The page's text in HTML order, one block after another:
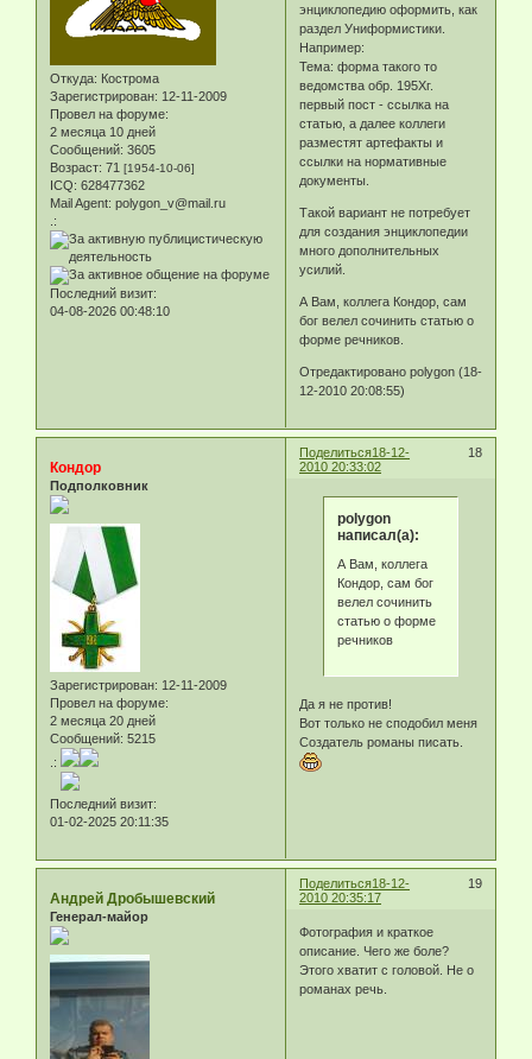
Откуда: Кострома
Зарегистрирован: 12-11-2009
Провел на форуме:
2 месяца 10 дней
Сообщений: 3605
Возраст: 71 [1954-10-06]
ICQ: 628477362
Mail Agent: polygon_v@mail.ru
.:
Последний визит:
04-08-2026 00:48:10
энциклопедию оформить, как
раздел Униформистики.
Например:
Тема: форма такого то
ведомства обр. 195Хг.
первый пост - ссылка на
статью, а далее коллеги
разместят артефакты и
ссылки на нормативные
документы.
Такой вариант не потребует
для создания энциклопедии
много дополнительных
усилий.
А Вам, коллега Кондор, сам
бог велел сочинить статью о
форме речников.
Отредактировано polygon (18-
12-2010 20:08:55)
Поделиться 18
18-12-
2010 20:33:02
Кондор
Подполковник
Зарегистрирован: 12-11-2009
Провел на форуме:
2 месяца 20 дней
Сообщений: 5215
.:
Последний визит:
01-02-2025 20:11:35
polygon
написал(а):
А Вам, коллега
Кондор, сам бог
велел сочинить
статью о форме
речников
Да я не против!
Вот только не сподобил меня
Создатель романы писать.
Поделиться 19
18-12-
2010 20:35:17
Андрей Дробышевский
Генерал-майор
Фотография и краткое
описание. Чего же боле?
Этого хватит с головой. Не о
романах речь.